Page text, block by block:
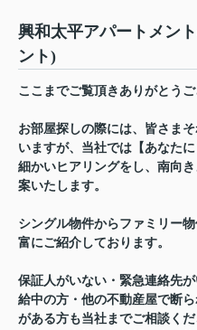
興和太平アパートメン
ント)
ここまでご覧頂きありがとうご
お部屋探しの際には、皆さま
いますが、当社では【あなた
細かいヒアリングをし、南向
案いたします。
シングル物件からファミリー
富にご紹介しております。
保証人がいない・緊急連絡先
給中の方・他の不動産屋で断
がある方も当社までご相談くだ